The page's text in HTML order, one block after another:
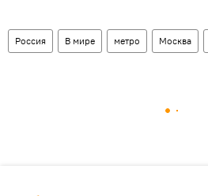
Россия В мире метро Москва